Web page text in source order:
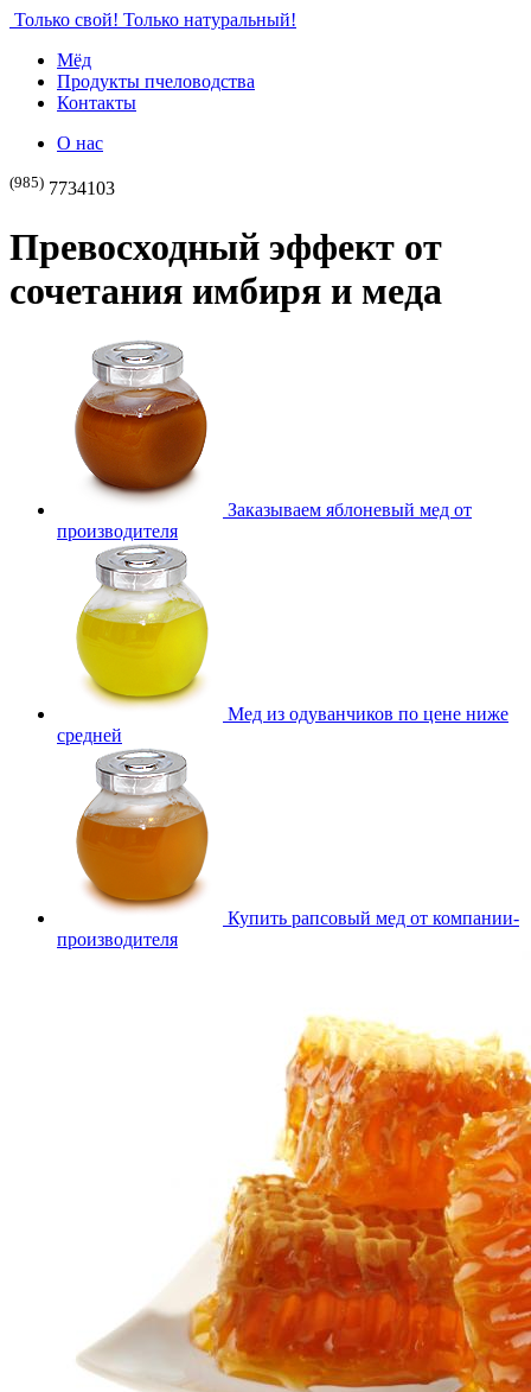
Только свой! Только натуральный!
Мёд
Продукты пчеловодства
Контакты
О нас
(985) 7734103
Превосходный эффект от
сочетания имбиря и меда
Заказываем яблоневый мед от
производителя
Мед из одуванчиков по цене ниже
средней
Купить рапсовый мед от компании-
производителя